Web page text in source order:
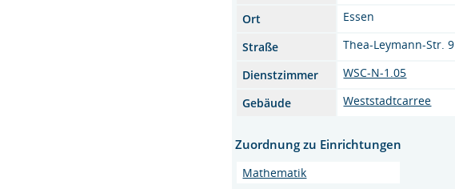
Ort
Essen
Straße
Thea-Leymann-Str. 9
Dienstzimmer
WSC-N-1.05
Gebäude
Weststadtcarree
Zuordnung zu Einrichtungen
Mathematik